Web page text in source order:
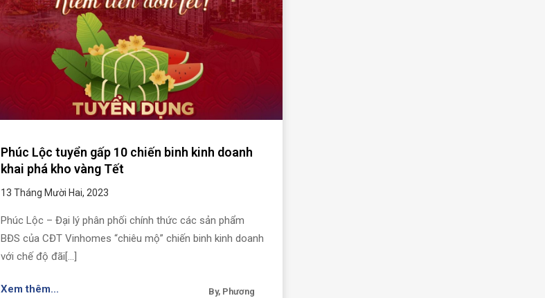
Phúc Lộc tuyển gấp 10 chiến binh kinh doanh
khai phá kho vàng Tết
13 Tháng Mười Hai, 2023
Phúc Lộc – Đại lý phân phối chính thức các sản phẩm
BĐS của CĐT Vinhomes “chiêu mộ” chiến binh kinh doanh
với chế độ đãi[...]
Xem thêm... By, Phương